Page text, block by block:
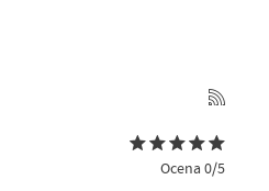
Ocena 0/5